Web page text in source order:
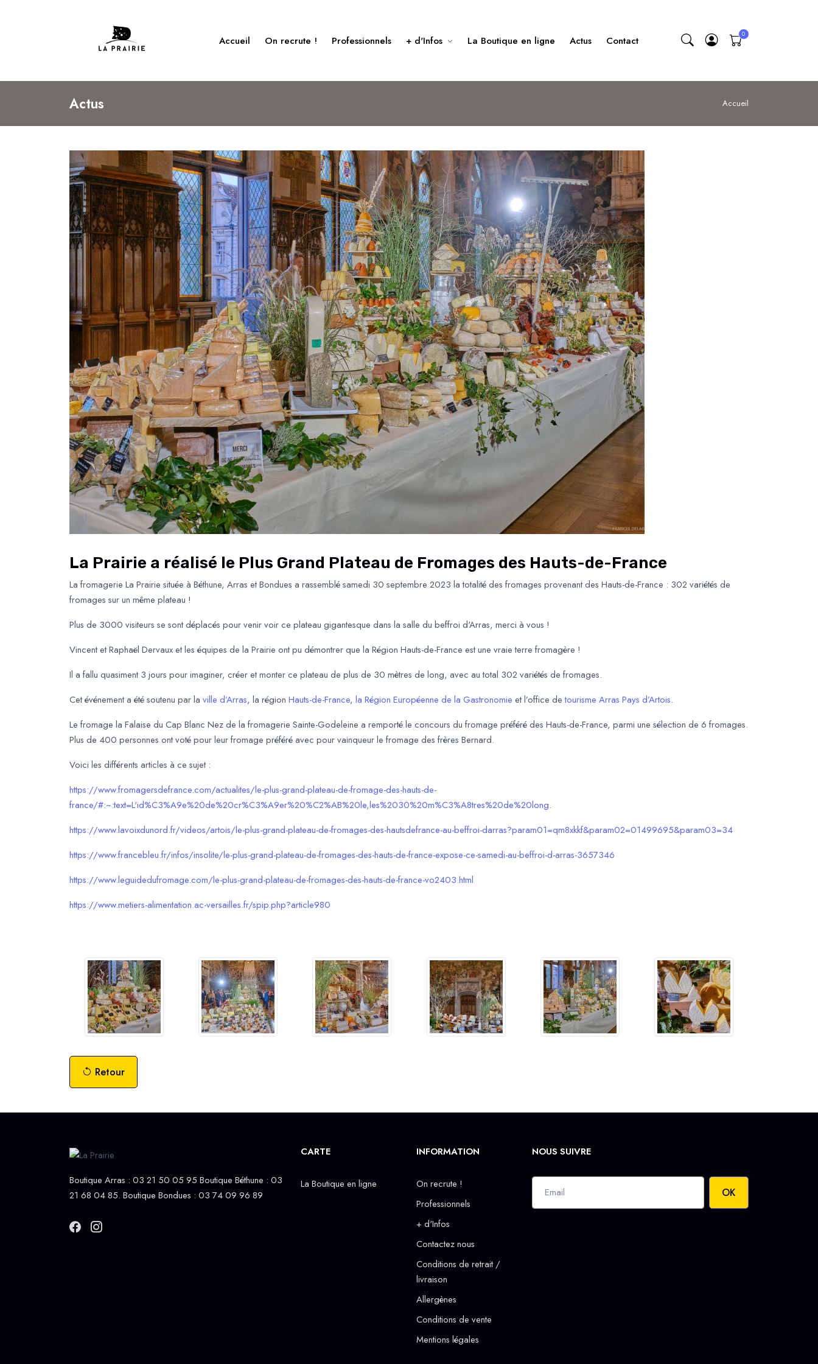
Accueil On recrute ! Professionnels + d'Infos La Boutique en ligne Actus Contact
Actus Accueil
La Prairie a réalisé le Plus Grand Plateau de Fromages des Hauts-de-France
La fromagerie La Prairie située à Béthune, Arras et Bondues a rassemblé samedi 30 septembre 2023 la totalité des fromages provenant des Hauts-de-France : 302 variétés de
fromages sur un même plateau !
Plus de 3000 visiteurs se sont déplacés pour venir voir ce plateau gigantesque dans la salle du beffroi d'Arras, merci à vous !
Vincent et Raphaël Dervaux et les équipes de la Prairie ont pu démontrer que la Région Hauts-de-France est une vraie terre fromagère !
Il a fallu quasiment 3 jours pour imaginer, créer et monter ce plateau de plus de 30 mètres de long, avec au total 302 variétés de fromages.
Cet événement a été soutenu par la ville d’Arras, la région Hauts-de-France, la Région Européenne de la Gastronomie et l’office detourisme Arras Pays d’Artois.
Le fromage la Falaise du Cap Blanc Nez de la fromagerie Sainte-Godeleine a remporté le concours du fromage préféré des Hauts-de-France, parmi une sélection de 6 fromages.
Plus de 400 personnes ont voté pour leur fromage préféré avec pour vainqueur le fromage des frères Bernard.
Voici les différents articles à ce sujet :
https://www.fromagersdefrance.com/actualites/le-plus-grand-plateau-de-fromage-des-hauts-de-
france/#:~:text=L'id%C3%A9e%20de%20cr%C3%A9er%20%C2%AB%20le,les%2030%20m%C3%A8tres%20de%20long.
https://www.lavoixdunord.fr/videos/artois/le-plus-grand-plateau-de-fromages-des-hautsdefrance-au-beffroi-darras?param01=qm8xkkf&param02=01499695&param03=34
https://www.francebleu.fr/infos/insolite/le-plus-grand-plateau-de-fromages-des-hauts-de-france-expose-ce-samedi-au-beffroi-d-arras-3657346
https://www.leguidedufromage.com/le-plus-grand-plateau-de-fromages-des-hauts-de-france-vo2403.html
https://www.metiers-alimentation.ac-versailles.fr/spip.php?article980
Retour
Boutique Arras : 03 21 50 05 95 Boutique Béthune : 03
21 68 04 85. Boutique Bondues : 03 74 09 96 89
CARTE
La Boutique en ligne
INFORMATION
On recrute !
Professionnels
+ d'Infos
Contactez nous
Conditions de retrait /
livraison
Allergènes
Conditions de vente
Mentions légales
NOUS SUIVRE
OK